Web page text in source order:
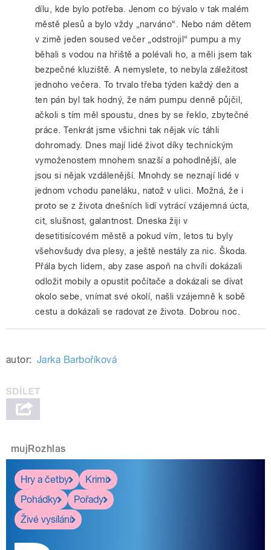
dílu, kde bylo potřeba. Jenom co bývalo v tak malém
městě plesů a bylo vždy „narváno“. Nebo nám dětem
v zimě jeden soused večer „odstrojil“ pumpu a my
běhali s vodou na hřiště a polévali ho, a měli jsem tak
bezpečné kluziště. A nemyslete, to nebyla záležitost
jednoho večera. To trvalo třeba týden každý den a
ten pán byl tak hodný, že nám pumpu denně půjčil,
ačkoli s tím měl spoustu, dnes by se řeklo, zbytečné
práce. Tenkrát jsme všichni tak nějak víc táhli
dohromady. Dnes mají lidé život díky technickým
vymoženostem mnohem snazší a pohodlnější, ale
jsou si nějak vzdálenější. Mnohdy se neznají lidé v
jednom vchodu paneláku, natož v ulici. Možná, že i
proto se z života dnešních lidí vytrácí vzájemná úcta,
cit, slušnost, galantnost. Dneska žiji v
desetitisícovém městě a pokud vím, letos tu byly
všehovšudy dva plesy, a ještě nestály za nic. Škoda.
Přála bych lidem, aby zase aspoň na chvíli dokázali
odložit mobily a opustit počítače a dokázali se dívat
okolo sebe, vnímat své okolí, našli vzájemně k sobě
cestu a dokázali se radovat ze života. Dobrou noc.
autor: Jarka Barboříková
mujRozhlas
Hry a četby
Krimi
Pohádky
Pořady
Živé vysílání